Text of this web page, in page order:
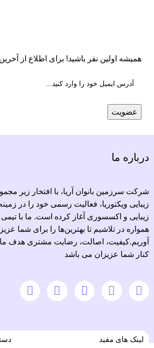
همیشه اولین نفر باشید! برای اطلاع از
درباره ما
شرکت سرزمین بانوان آریا، با افتخار زیر
زیبایی ویکتوریا، فعالیت رسمی خود را در
زیبایی و اکسسوری آغاز کرده است. ما با
همواره در تلاشیم تا بهترین‌ها را برای شما
آوریم.کیفیت، اصالت، رضایت مشتری هدف ما
کنار شما عزیزان می باشد
لینک های مفید